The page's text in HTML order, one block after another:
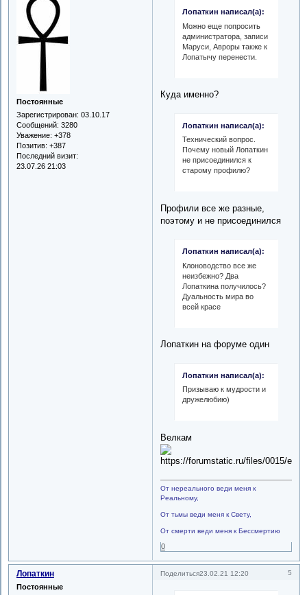
Постоянные
Зарегистрирован: 03.10.17
Сообщений: 3280
Уважение: +378
Позитив: +387
Последний визит:
23.07.26 21:03
Лопаткин написал(а):
Можно еще попросить
администратора, записи
Маруси, Авроры также к
Лопатычу перенести.
Куда именно?
Лопаткин написал(а):
Технический вопрос.
Почему новый Лопаткин
не присоединился к
старому профилю?
Профили все же разные,
поэтому и не присоединился
Лопаткин написал(а):
Клоноводство все же
неизбежно? Два
Лопаткина получилось?
Дуальность мира во
всей красе
Лопаткин на форуме один
Лопаткин написал(а):
Призываю к мудрости и
дружелюбию)
Велкам
От нереального веди меня к
Реальному,
От тьмы веди меня к Свету,
От смерти веди меня к Бессмертию
0
Поделиться 5
23.02.21 12:20
Лопаткин
Постоянные